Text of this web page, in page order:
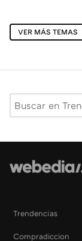
VER MÁS TEMAS
Trendencias
Compradiccion